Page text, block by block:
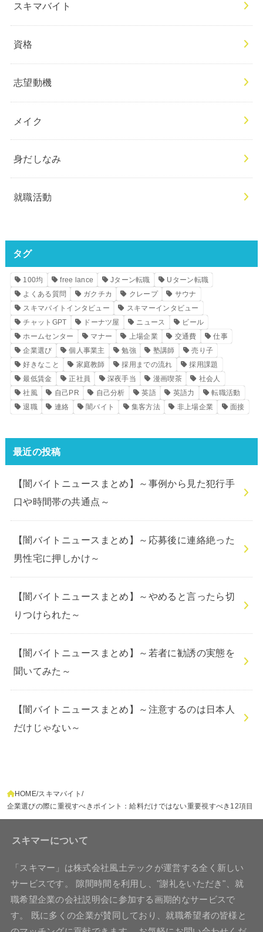
スキマバイト
資格
志望動機
メイク
身だしなみ
就職活動
タグ
100均 free lance Jターン転職
Uターン転職
よくある質問
ガクチカ クレープ
サウナ
スキマバイトインタビュー
スキマーインタビュー
チャットGPT
ドーナツ屋 ニュース
ビール
ホームセンター
マナー 上場企業 交通費
仕事
企業選び
個人事業主 勉強 塾講師
売り子
好きなこと
家庭教師 採用までの流れ
採用課題
最低賃金
正社員 深夜手当 漫画喫茶
社会人
社風
自己PR 自己分析 英語 英語力
転職活動
退職
連絡 闇バイト 集客方法 非上場企業 面接
最近の投稿
【闇バイトニュースまとめ】～事例から見た犯行手
口や時間帯の共通点～
【闇バイトニュースまとめ】～応募後に連絡絶った
男性宅に押しかけ～
【闇バイトニュースまとめ】～やめると言ったら切
りつけられた～
【闇バイトニュースまとめ】～若者に勧誘の実態を
聞いてみた～
【闇バイトニュースまとめ】～注意するのは日本人
だけじゃない～
HOME スキマバイト
企業選びの際に重視すべきポイント：給料だけではない重要視すべき12項目
スキマーについて
「スキマー」は株式会社風土テックが運営する全く新しい
サービスです。 隙間時間を利用し、"謝礼をいただき"、就
職希望企業の会社説明会に参加する画期的なサービスで
す。 既に多くの企業が賛同しており、就職希望者の皆様と